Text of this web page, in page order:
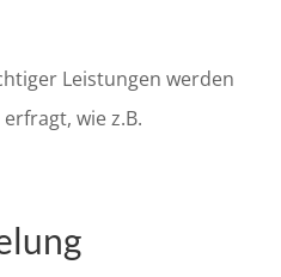
Leistungen werden
wie z.B.